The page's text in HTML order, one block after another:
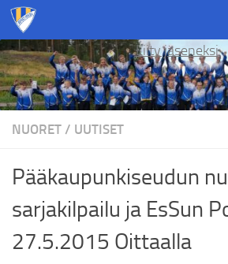
Skip to content
Liity jäseneksi
NUORET / UUTISET
Pääkaupunkiseudun
sarjakilpailu ja EsSun
27.5.2015 Oittaalla